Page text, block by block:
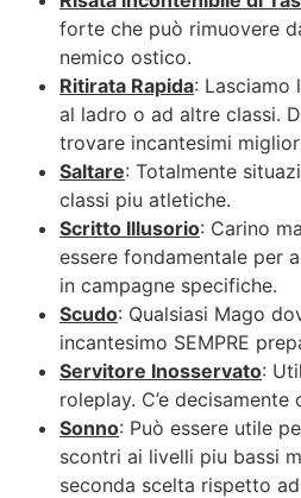
forte che può rimuovere
nemico ostico.
Ritirata Rapida: Lasciamo
al ladro o ad altre classi.
trovare incantesimi
Saltare: Totalmente
classi piu atletiche.
Scritto Illusorio: Carino
essere fondamentale per
in campagne specifiche.
Scudo: Qualsiasi Mago
incantesimo SEMPRE
Servitore Inosservato:
roleplay. C’e decisamente
Sonno: Può essere utile
scontri ai livelli piu bassi
seconda scelta rispetto